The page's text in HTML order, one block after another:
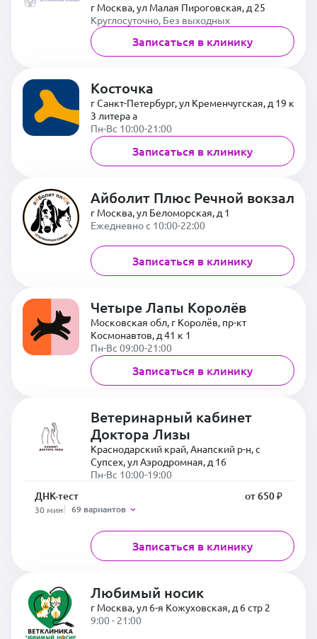
г Москва, ул Малая Пироговская, д 25
Круглосуточно, Без выходных
Записаться в клинику
Косточка
г Санкт-Петербург, ул Кременчугская, д 19 к
3 литера а
Пн-Вс 10:00-21:00
Записаться в клинику
Айболит Плюс Речной вокзал
г Москва, ул Беломорская, д 1
Ежедневно с 10:00-22:00
Записаться в клинику
Четыре Лапы Королёв
Московская обл, г Королёв, пр-кт
Космонавтов, д 41 к 1
Пн-Вс 09:00-21:00
Записаться в клинику
Ветеринарный кабинет
Доктора Лизы
Краснодарский край, Анапский р-н, с
Супсех, ул Аэродромная, д 16
Пн-Вс 10:00-19:00
ДНК-тест
30 мин 69 вариантов
от 650 ₽
Записаться в клинику
Любимый носик
г Москва, ул 6-я Кожуховская, д 6 стр 2
9:00 - 21:00